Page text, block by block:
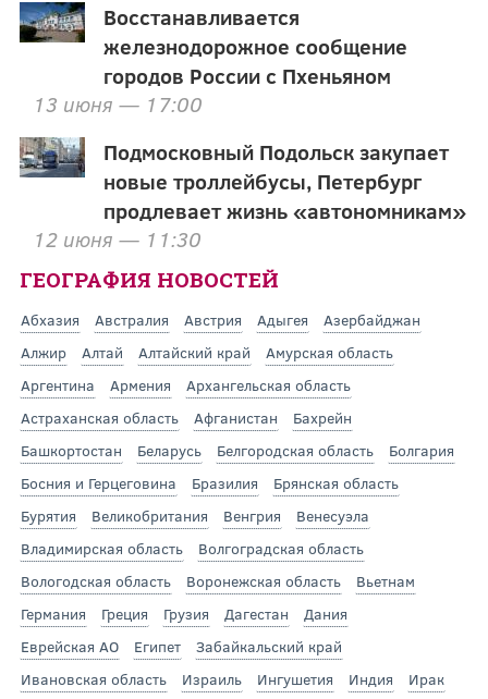
Восстанавливается
железнодорожное сообщение
городов России с Пхеньяном
13 июня — 17:00
Подмосковный Подольск закупает
новые троллейбусы, Петербург
продлевает жизнь «автономникам»
12 июня — 11:30
ГЕОГРАФИЯ НОВОСТЕЙ
Абхазия Австралия Австрия Адыгея
Азербайджан
Алжир
Алтай Алтайский край
Амурская область
Аргентина
Армения
Архангельская область
Астраханская область
Афганистан
Бахрейн
Башкортостан
Беларусь Белгородская область
Болгария
Босния и Герцеговина
Бразилия
Брянская область
Бурятия
Великобритания Венгрия
Венесуэла
Владимирская область
Волгоградская область
Вологодская область
Воронежская область
Вьетнам
Германия
Греция Грузия Дагестан
Дания
Еврейская АО
Египет
Забайкальский край
Ивановская область
Израиль Ингушетия Индия
Ирак